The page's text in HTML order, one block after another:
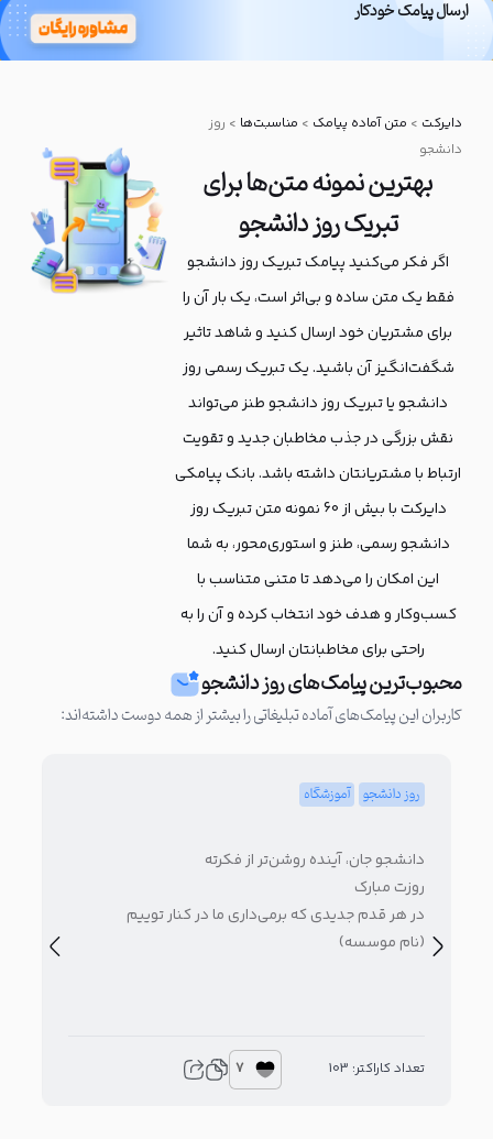
دایرکت > متن آماده پیامک > مناسبت‌ها > روز
دانشجو
بهترین نمونه متن‌ها برای
تبریک روز دانشجو
اگر فکر می‌کنید پیامک تبریک روز دانشجو
فقط یک متن ساده و بی‌اثر است، یک بار آن را
برای مشتریان خود ارسال کنید و شاهد تاثیر
شگفت‌انگیز آن باشید. یک تبریک رسمی روز
دانشجو یا تبریک روز دانشجو طنز می‌تواند
نقش بزرگی در جذب مخاطبان جدید و تقویت
ارتباط با مشتریانتان داشته باشد. بانک پیامکی
دایرکت با بیش از 60 نمونه متن تبریک روز
دانشجو رسمی، طنز و استوری‌محور، به شما
این امکان را می‌دهد تا متنی متناسب با
کسب‌وکار و هدف خود انتخاب کرده و آن را به
راحتی برای مخاطبانتان ارسال کنید.
محبوب‌ترین پیامک‌های روز دانشجو
کاربران این پیامک‌های آماده تبلیغاتی را بیشتر از همه دوست داشته‌اند:
روز دانشجو آموزشگاه
دانشجو جان، آینده روشن‌تر از فکرته
روزت مبارک
در هر قدم جدیدی که برمی‌داری ما در کنار توییم
(نام موسسه)
تعداد کاراکتر: 103 7
پنل هوشمند مدیریت مشتریان